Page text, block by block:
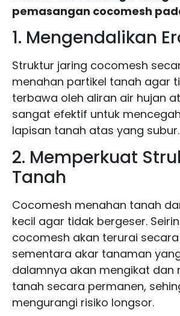
pemasangan cocomesh
1. Mengendalikan
Struktur jaring cocomesh
menahan partikel tanah agar
terbawa oleh aliran air hujan
sangat efektif untuk
lapisan tanah atas yang subur.
2. Memperkuat
Tanah
Cocomesh menahan tanah
kecil agar tidak bergeser.
cocomesh akan terurai
sementara akar tanaman
dalamnya akan mengikat dan
tanah secara permanen,
mengurangi risiko longsor.